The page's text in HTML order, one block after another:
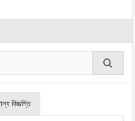
বিজ্ঞপ্তি